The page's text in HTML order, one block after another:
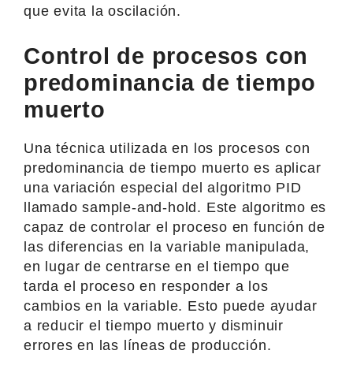
que evita la oscilación.
Control de procesos con
predominancia de tiempo
muerto
Una técnica utilizada en los procesos con
predominancia de tiempo muerto es aplicar
una variación especial del algoritmo PID
llamado sample-and-hold. Este algoritmo es
capaz de controlar el proceso en función de
las diferencias en la variable manipulada,
en lugar de centrarse en el tiempo que
tarda el proceso en responder a los
cambios en la variable. Esto puede ayudar
a reducir el tiempo muerto y disminuir
errores en las líneas de producción.